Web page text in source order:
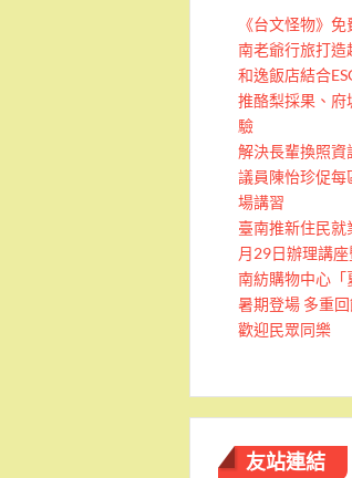
《台文怪物》
南老爺行旅打造
和逸飯店結合
推酪梨採果、府
驗
解決長輩換照資
議員陳怡珍促每
場講習
臺南推新住民
月29日辦理講
南紡購物中心「
暑期登場 多重
歡迎民眾同樂
友站連結